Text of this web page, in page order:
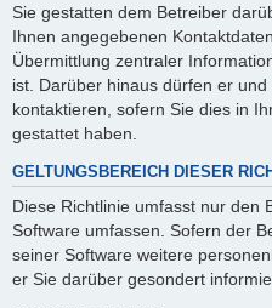
Sie gestatten dem Betreiber
Ihnen angegebenen
Übermittlung zentraler
ist. Darüber hinaus dürfen er
kontaktieren, sofern Sie dies in
gestattet haben.
GELTUNGSBEREICH DIESER
Diese Richtlinie umfasst nur den
Software umfassen. Sofern der
seiner Software weitere
er Sie darüber gesondert